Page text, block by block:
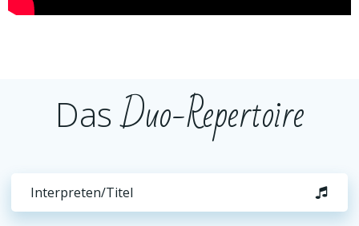
DasDuo-Repertoire
Interpreten/Titel